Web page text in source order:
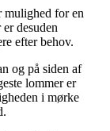
mulighed for en
desuden
efter behov.
og på siden af
lommer er
i mørke